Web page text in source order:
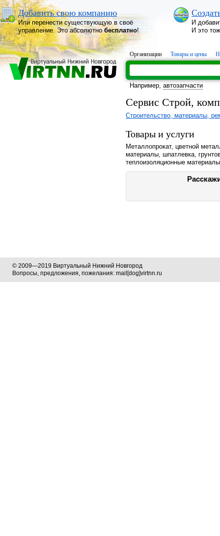
Добавить свою компанию
Или перенести существующую в своё
управление. Это абсолютнобесплатно!
И
И это
Организации Товары и цены
Например, автозапчасти
Сервис Строй,
Строительство, материалы,
Товары и услуги
Металлопрокат, цветной
материалы, шпатлевка,
теплоизоляционные
© 2009—2019 Виртуальный Нижний Новгород
Вопросы, предложения, пожелания: mail[dog]virtnn.ru